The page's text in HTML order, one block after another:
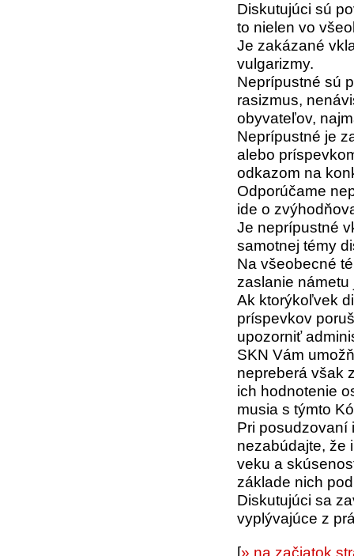
Diskutujúci sú
to nielen vo
Je zakázané
vulgarizmy.
Neprípustné sú
rasizmus,
obyvateľov,
Neprípustné je
alebo
odkazom na
Odporúčame
ide o
Je neprípustné
samotnej témy
Na všeobecné
zaslanie
Ak ktorýkoľvek
príspevkov
upozorniť
SKN Vám
nepreberá však
ich hodnotenie
musia s týmto
Pri posudzovaní
nezabúdajte, že
veku a
základe nich
Diskutujúci sa
vyplývajúce z